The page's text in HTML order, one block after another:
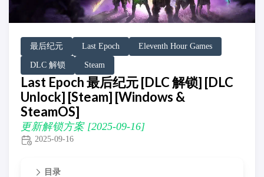
最后纪元 Last Epoch Eleventh Hour Games
DLC 解锁
DLC Unlock
DLC 补丁
DLC Patch
Steam
Windows
SteamOS
Last Epoch 最后纪元 [DLC 解锁] [DLC
Unlock] [Steam] [Windows &
SteamOS]
更新解锁方案 [2025-09-16]
2025-09-16
目录